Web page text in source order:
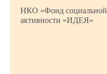
НКО «Фонд социальной
активности «ИДЕЯ»